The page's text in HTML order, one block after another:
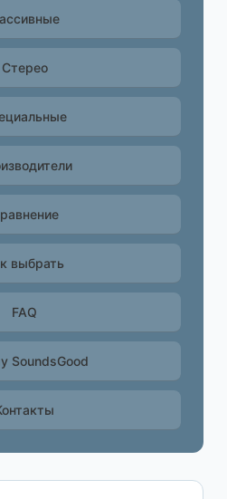
Стерео
выбрать
FAQ
SoundsGood